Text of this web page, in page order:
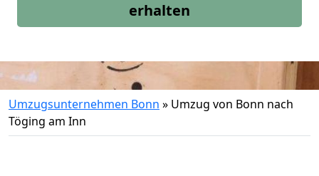
erhalten
Umzugsunternehmen Bonn » Umzug von Bonn nach
Töging am Inn